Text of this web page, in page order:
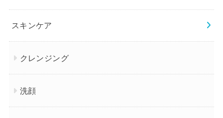
スキンケア
クレンジング
洗顔